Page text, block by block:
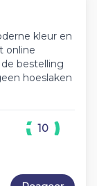
kleur en
online
bestelling
hoeslaken
10